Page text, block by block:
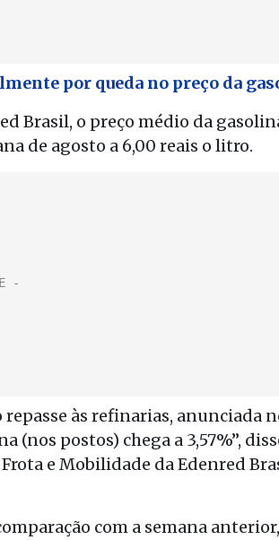
por queda no preço da
Brasil, o preço médio da
de agosto a 6,00 reais o litro.
às refinarias, anunciada
(nos postos) chega a 3,57%”,
e Mobilidade da Edenred
com a semana